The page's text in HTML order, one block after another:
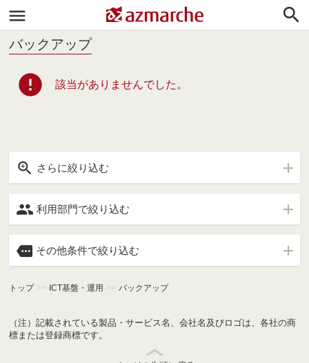


バックアップ
error 該当がありませんでした。
 さらに絞り込む
 利用部門で絞り込む
 その他条件で絞り込む
トップ >> ICT基盤・運用 >> バックアップ
（注）記載されている製品・サービス名、会社名及びロゴは、各社の商
標または登録商標です。